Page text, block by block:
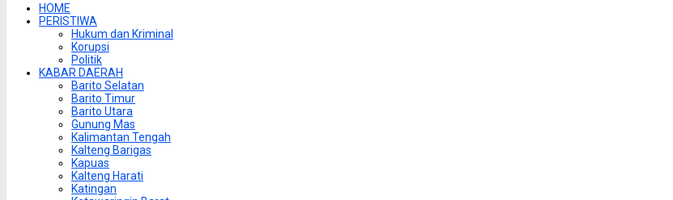
HOME
PERISTIWA
Hukum dan Kriminal
Korupsi
Politik
KABAR DAERAH
Barito Selatan
Barito Timur
Barito Utara
Gunung Mas
Kalimantan Tengah
Kalteng Barigas
Kapuas
Kalteng Harati
Katingan